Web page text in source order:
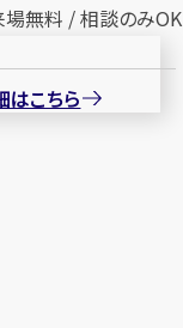
無料 / 相談のみOK
はこちら